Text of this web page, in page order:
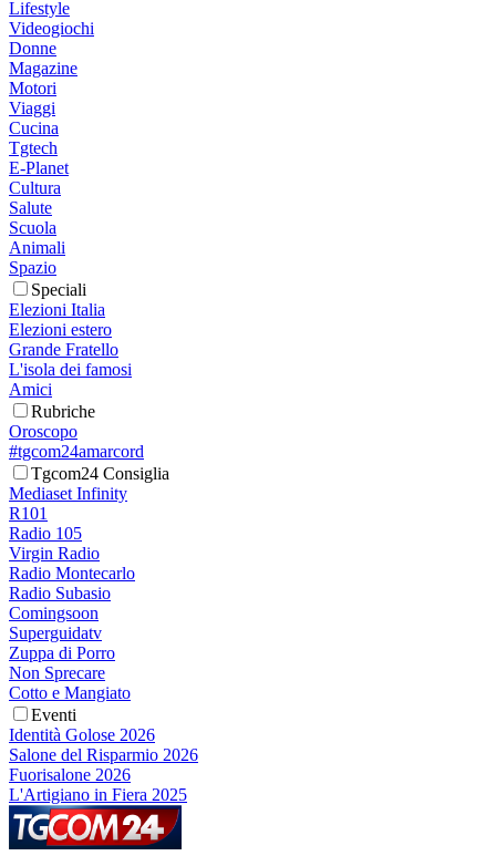
Lifestyle
Videogiochi
Donne
Magazine
Motori
Viaggi
Cucina
Tgtech
E-Planet
Cultura
Salute
Scuola
Animali
Spazio
Speciali
Elezioni Italia
Elezioni estero
Grande Fratello
L'isola dei famosi
Amici
Rubriche
Oroscopo
#tgcom24amarcord
Tgcom24 Consiglia
Mediaset Infinity
R101
Radio 105
Virgin Radio
Radio Montecarlo
Radio Subasio
Comingsoon
Superguidatv
Zuppa di Porro
Non Sprecare
Cotto e Mangiato
Eventi
Identità Golose 2026
Salone del Risparmio 2026
Fuorisalone 2026
L'Artigiano in Fiera 2025